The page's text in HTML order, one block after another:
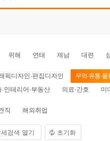
위해 연태 제남 대련
픽디자인·편집디자인
무역·유통·물
·인테리어·부동산 의료·간호 미
직 해외취업
검색 열기 초기화